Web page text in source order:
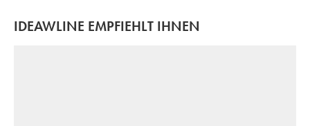
IDEAWLINE EMPFIEHLT IHNEN